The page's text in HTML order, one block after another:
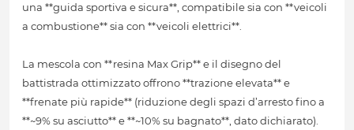
una **guida sportiva e sicura**, compatibile sia con **veicoli
a combustione** sia con **veicoli elettrici**.
La mescola con **resina Max Grip** e il disegno del
battistrada ottimizzato offrono **trazione elevata** e
**frenate più rapide** (riduzione degli spazi d’arresto fino a
**~9% su asciutto** e **~10% su bagnato**, dato dichiarato).